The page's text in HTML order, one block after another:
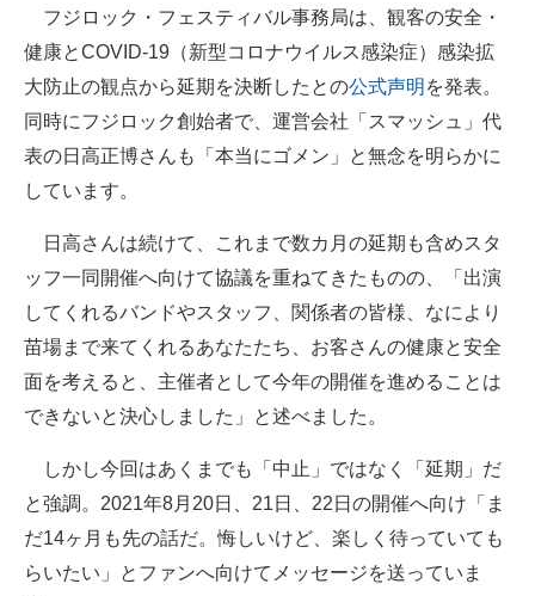
IT製品の技術・比較・事例
製造業のIT導入・活用を支援
モノづくり技術者専門サイト
エレクトロニクス専門サイト
電子設計の基本と応用
エネルギーの専門メディア
ちょっと気になるネットの話題
フジロック・フェスティバル事務局は、観客の安全・
健康とCOVID-19（新型コロナウイルス感染症）感染拡
大防止の観点から延期を決断したとの公式声明 を発表。
同時にフジロック創始者で、運営会社「スマッシュ」代
表の日高正博さんも「本当にゴメン」と無念を明らかに
しています。
日高さんは続けて、これまで数カ月の延期も含めスタ
ッフ一同開催へ向けて協議を重ねてきたものの、「出演
してくれるバンドやスタッフ、関係者の皆様、なにより
苗場まで来てくれるあなたたち、お客さんの健康と安全
面を考えると、主催者として今年の開催を進めることは
できないと決心しました」と述べました。
しかし今回はあくまでも「中止」ではなく「延期」だ
と強調。2021年8月20日、21日、22日の開催へ向け「ま
だ14ヶ月も先の話だ。悔しいけど、楽しく待っていても
らいたい」とファンへ向けてメッセージを送っていま